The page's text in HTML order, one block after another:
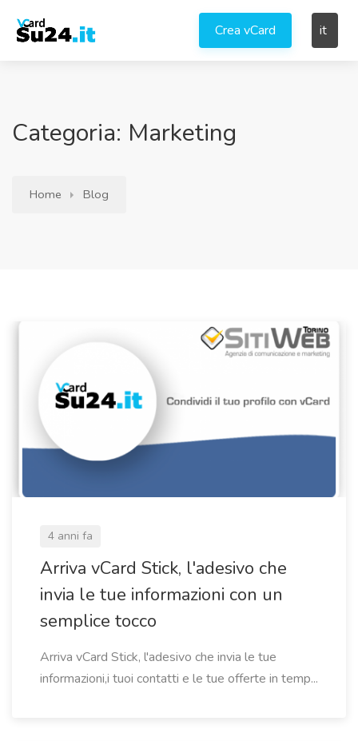
Crea vCard it
Categoria: Marketing
Home Blog
4 anni fa
Arriva vCard Stick, l'adesivo che
invia le tue informazioni con un
semplice tocco
Arriva vCard Stick, l'adesivo che invia le tue
informazioni,i tuoi contatti e le tue offerte in temp...